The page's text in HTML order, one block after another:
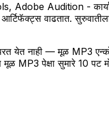
Audition -
आर्टिफॅक्ट्स वाढतात.
नाही — मूळ MP3
MP3 पेक्षा सुमारे 10 पट